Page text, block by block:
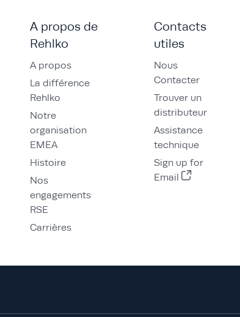
A propos de
Rehlko
A propos
La différence
Rehlko
Notre
organisation
EMEA
Histoire
Nos
engagements
RSE
Carrières
Contacts
utiles
Nous
Contacter
Trouver un
distributeur
Assistance
technique
Sign up for
Email